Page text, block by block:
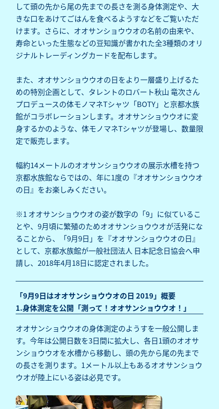
して頭の先から尾の先までの長さを測る身体測定や、大
きな口をあけてごはんを食べるようすなどをご覧いただ
けます。さらに、オオサンショウウオの名前の由来や、
寿命といった生態などの豆知識が書かれた全3種類のオリ
ジナルトレーディングカードを配布します。
また、オオサンショウウオの日をより一層盛り上げるた
めの特別企画として、タレントのロバート秋山 竜次さん
プロデュースの体モノマネTシャツ「BOTY」と京都水族
館がコラボレーションします。オオサンショウウオに変
身するかのような、体モノマネTシャツが登場し、数量限
定で販売します。
幅約14メートルのオオサンショウウオの展示水槽を持つ
京都水族館ならではの、年に1度の『オオサンショウウオ
の日』をお楽しみください。
※1 オオサンショウウオの姿が数字の「9」に似ているこ
とや、9月頃に繁殖のためオオサンショウウオが活発にな
ることから、「9月9日」を『オオサンショウウオの日』
として、京都水族館が一般社団法人 日本記念日協会へ申
請し、2018年4月18日に認定されました。
「9月9日はオオサンショウウオの日 2019」概要
1.身体測定を公開「測って！オオサンショウウオ！」
オオサンショウウオの身体測定のようすを一般公開しま
す。今年は公開日数を3日間に拡大し、各日1頭のオオサ
ンショウウオを水槽から移動し、頭の先から尾の先まで
の長さを測ります。1メートル以上もあるオオサンショウ
ウオが陸上にいる姿は必見です。